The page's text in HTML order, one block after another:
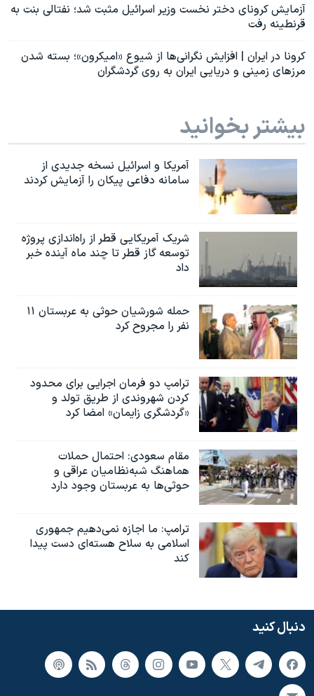
آزمایش کرونای دختر نخست وزیر اسرائيل مثبت شد؛ نفتالی بنت به
قرنطینه رفت
کرونا در ایران | افزایش نگرانی‌ها از شیوع «امیکرون»؛ بسته شدن
مرزهای زمینی و دریایی ایران به روی گردشگران
بیشتر بخوانید
آمریکا و اسرائیل نسخه جدیدی از
سامانه دفاعی پیکان را آزمایش کردند
شریک آمریکایی قطر از راه‌اندازی پروژه
توسعه گاز قطر تا چند ماه آینده خبر
داد
حمله شورشیان حوثی به عربستان ۱۱
نفر را مجروح کرد
ترامپ دو فرمان اجرایی برای محدود
کردن شهروندی از طریق تولد و
«گردشگری زایمان» امضا کرد
مقام سعودی: احتمال حملات
هماهنگ شبه‌نظامیان عراقی و
حوثی‌ها به عربستان وجود دارد
ترامپ: ما اجازه نمی‌دهیم جمهوری
اسلامی به سلاح هسته‌ای دست پیدا
کند
دنبال کنید